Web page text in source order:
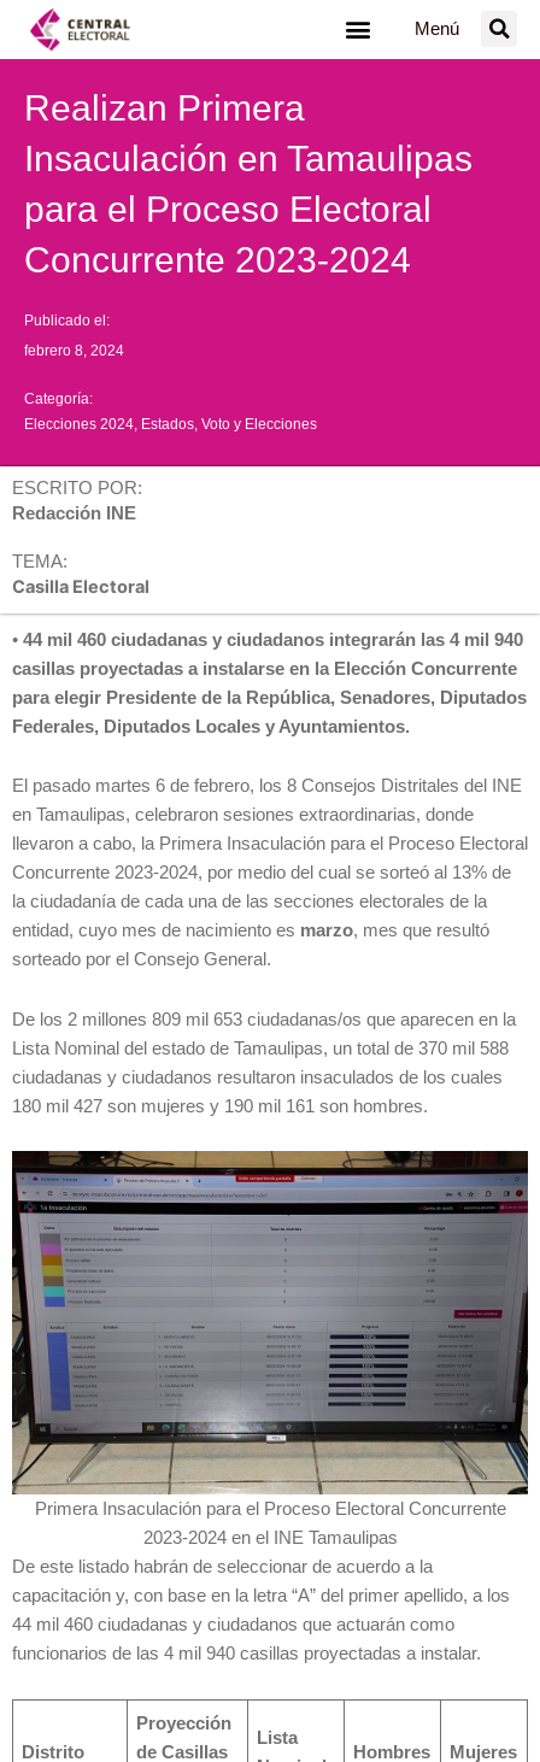
Menú
Realizan Primera
Insaculación en Tamaulipas
para el Proceso Electoral
Concurrente 2023-2024
Publicado el:
febrero 8, 2024
Categoría:
Elecciones 2024 Estados Voto y Elecciones
ESCRITO POR:
Redacción INE
TEMA:
Casilla Electoral
• 44 mil 460 ciudadanas y ciudadanos integrarán las 4 mil 940
casillas proyectadas a instalarse en la Elección Concurrente
para elegir Presidente de la República, Senadores, Diputados
Federales, Diputados Locales y Ayuntamientos.
El pasado martes 6 de febrero, los 8 Consejos Distritales del INE
en Tamaulipas, celebraron sesiones extraordinarias, donde
llevaron a cabo, la Primera Insaculación para el Proceso Electoral
Concurrente 2023-2024, por medio del cual se sorteó al 13% de
la ciudadanía de cada una de las secciones electorales de la
entidad, cuyo mes de nacimiento es marzo, mes que resultó
sorteado por el Consejo General.
De los 2 millones 809 mil 653 ciudadanas/os que aparecen en la
Lista Nominal del estado de Tamaulipas, un total de 370 mil 588
ciudadanas y ciudadanos resultaron insaculados de los cuales
180 mil 427 son mujeres y 190 mil 161 son hombres.
Primera Insaculación para el Proceso Electoral Concurrente
2023-2024 en el INE Tamaulipas
De este listado habrán de seleccionar de acuerdo a la
capacitación y, con base en la letra “A” del primer apellido, a los
44 mil 460 ciudadanas y ciudadanos que actuarán como
funcionarios de las 4 mil 940 casillas proyectadas a instalar.
Distrito
Proyección
de Casillas
Lista
Hombres Mujeres